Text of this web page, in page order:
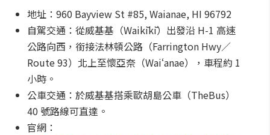
地址：960 Bayview St #85, Waianae, HI 96792
自駕交通：從威基基（Waikīkī）出發沿 H-1 高速
公路向西，銜接法林頓公路（Farrington Hwy／
Route 93）北上至懷亞奈（Waiʻanae），車程約 1
小時。
公車交通：於威基基搭乘歐胡島公車（TheBus）
40 號路線可直達。
官網：